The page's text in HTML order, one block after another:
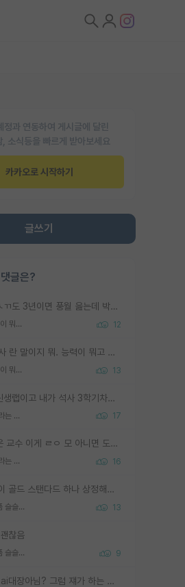
정과 연동하여 게시글에 달린
, 소식등을 빠르게 받아보세요
카카오로 시작하기
글쓰기
글은?
서당개 개 ㅅㄲ도 3년이면 풍월 읊는데 박사 5년 이상 대리고 있으면서 물된건 교수 탓 맞는ㄱ게 거기가 서당이 아니란 소리임
물박사의 기준이 뭐임? 12
능력없는박사 란 말이지 뭐. 능력이 뭐고 능력이 있다는게 뭔지는 사람마다 기준이 다르니까 얘기해봐야 서로 자기 기준만 얘기해서 논쟁이 끝이 안나고. 주위에서 능력있고 야심있는 신입생이 교수가 유의미한 피드백을 아예 안주면서 제대로된 과제에 참여해볼 기회도 제공하지 않고 잡일 뺑뺑이만 돌려서 맨날 단순작업만 하면서 밤새다가 눈빛이 점점 죽어가는걸 본 사람은 물박사는 교수탓이라고 하고, 교수는 이것저것 알려도 주고 기회도 주고 사수 동기 붙여주면서 어떻게든 끌고가려고 하는데 본인이 매일 뺀질거리면서 출근 하는둥마는둥 하다가 기껏 와서도 폰이나 쳐다보다가 실험 망치고 저녁약속있어서 먼저 가볼게요~ 하는걸 본 사람은 물박사는 본인탓이라고 함.
물박사의 기준이 뭐임? 13
가지마라. 신생랩이고 내가 석사 3학기차인데 최고참인데 나도 아무것도 모르는데 교수가 후배들 왜 논문 교육 안시키냐. 논문 왜 안 써오냐 닦달한다
신생랩가지말라는 이유가 있었구나 17
신생랩+젊은 교수 이게 ㄹㅇ 모 아니면 도인듯.
신생랩가지말라는 이유가 있었구나 16
ML 대부분이 골드 스탠다드 하나 상정해놓고 (벤치마크 데이터셋이 여러 개면 여러 개 상정) 그거 얼마나 잘 맞추나 싸움임 가끔 번뜩이는 설계 철학을 보여주는 논문들도 있지만 대부분 그거 성적 얼마나 더 올리느라에 혈안이 되어 있는 측면이 잇음
AI 학회들 거품 슬슬 지적이 나오네요 13
찮음
AI 학회들 거품 슬슬 지적이 나오네요 9
open ai가 ai대장아님? 그럼 쟤가 하는 말이 다 맞겠네